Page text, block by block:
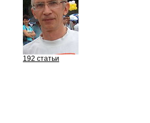
192 статьи